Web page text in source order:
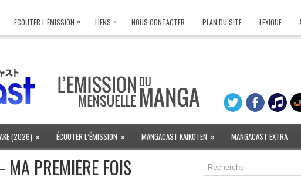
ECOUTER L’ÉMISSION » LIENS » NOUS CONTACTER PLAN DU SITE LEXIQUE
(2026) » ÉCOUTER L’ÉMISSION » MANGACAST KAIKOTEN » MANGACAST EXTRA
PREMIÈRE FOIS